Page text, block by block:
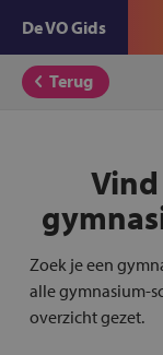
De VO Gids
Terug
Zoek je een
alle gymnasium-
overzicht gezet.